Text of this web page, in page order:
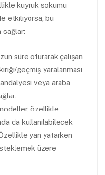
kuyruk sokumu
etkiliyorsa, bu
sağlar:
süre oturarak çalışan
geçmiş yaralanması
veya araba
özellikle
da kullanılabilecek
yan yatarken
üzere